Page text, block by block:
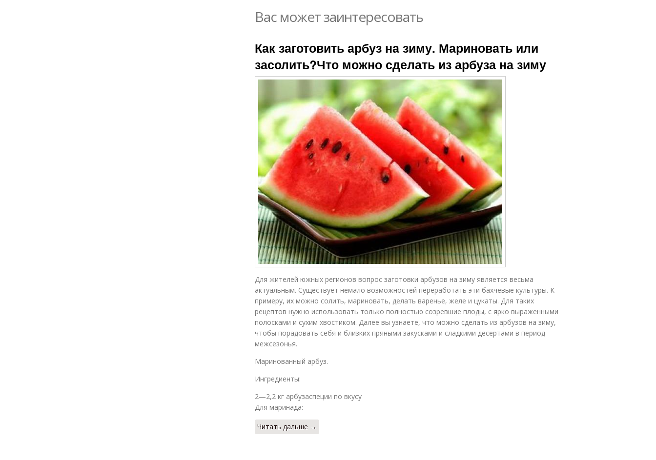
Вас может заинтересовать
Как заготовить арбуз на зиму. Мариновать или
засолить?Что можно сделать из арбуза на зиму
Для жителей южных регионов вопрос заготовки арбузов на зиму является весьма
актуальным. Существует немало возможностей переработать эти бахчевые культуры. К
примеру, их можно солить, мариновать, делать варенье, желе и цукаты. Для таких
рецептов нужно использовать только полностью созревшие плоды, с ярко выраженными
полосками и сухим хвостиком. Далее вы узнаете, что можно сделать из арбузов на зиму,
чтобы порадовать себя и близких пряными закусками и сладкими десертами в период
межсезонья.
Маринованный арбуз.
Ингредиенты:
2—2,2 кг арбузаспеции по вкусу
Для маринада:
Читать дальше →